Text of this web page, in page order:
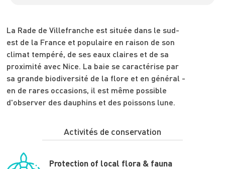
La Rade de Villefranche est située dans le sud-
est de la France et populaire en raison de son
climat tempéré, de ses eaux claires et de sa
proximité avec Nice. La baie se caractérise par
sa grande biodiversité de la flore et en général -
en de rares occasions, il est même possible
d'observer des dauphins et des poissons lune.
Activités de conservation
Protection of local flora & fauna